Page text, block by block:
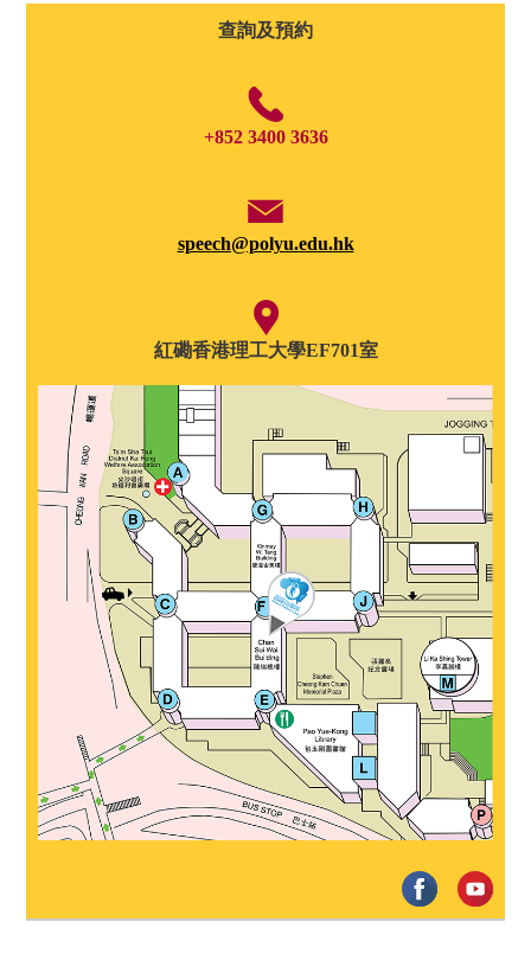
查詢及預約
+852 3400 3636
speech@polyu.edu.hk
紅磡香港理工大學EF701室